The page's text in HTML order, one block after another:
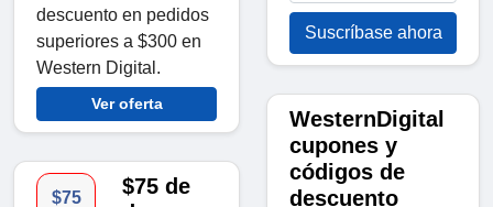
descuento en pedidos
superiores a $300 en
Western Digital.
Ver oferta
$75
$75 de
Suscríbase ahora
WesternDigital
cupones y
códigos de
descuento